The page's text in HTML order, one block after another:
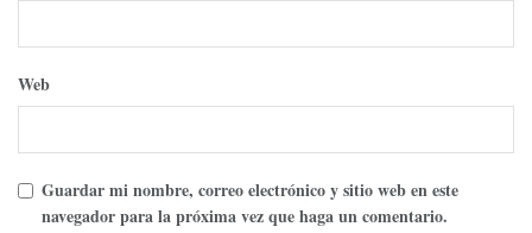
Web
Guardar mi nombre, correo electrónico y sitio web en este
navegador para la próxima vez que haga un comentario.